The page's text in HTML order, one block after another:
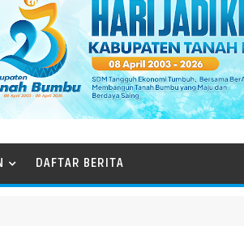
DAFTAR BERITA